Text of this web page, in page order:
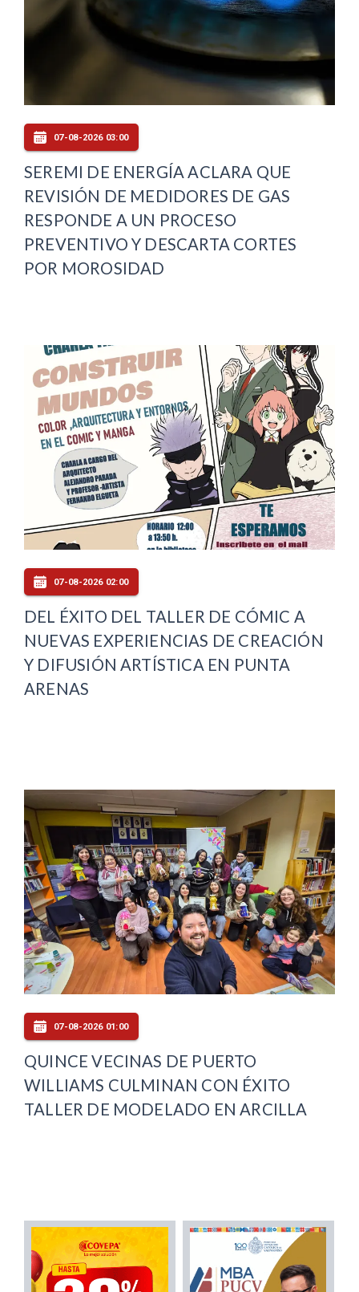
07-08-2026 03:00
SEREMI DE ENERGÍA ACLARA QUE
REVISIÓN DE MEDIDORES DE GAS
RESPONDE A UN PROCESO
PREVENTIVO Y DESCARTA CORTES
POR MOROSIDAD
07-08-2026 02:00
DEL ÉXITO DEL TALLER DE CÓMIC A
NUEVAS EXPERIENCIAS DE CREACIÓN
Y DIFUSIÓN ARTÍSTICA EN PUNTA
ARENAS
07-08-2026 01:00
QUINCE VECINAS DE PUERTO
WILLIAMS CULMINAN CON ÉXITO
TALLER DE MODELADO EN ARCILLA